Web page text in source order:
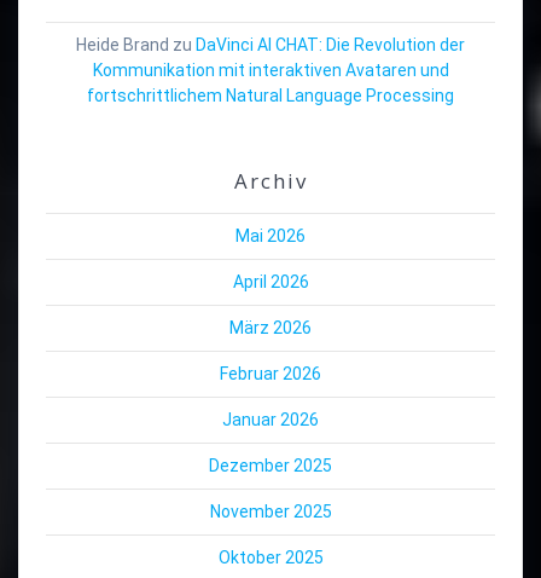
Heide Brand zu DaVinci AI CHAT: Die Revolution der
Kommunikation mit interaktiven Avataren und
fortschrittlichem Natural Language Processing
Archiv
Mai 2026
April 2026
März 2026
Februar 2026
Januar 2026
Dezember 2025
November 2025
Oktober 2025